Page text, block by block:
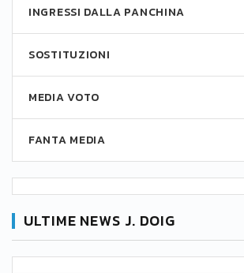
INGRESSI DALLA PANCHINA
SOSTITUZIONI
MEDIA VOTO
FANTA MEDIA
ULTIME NEWS J. DOIG